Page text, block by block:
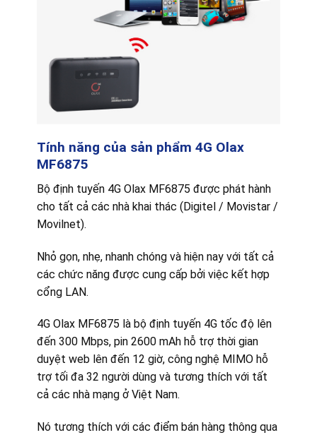
Tính năng của sản phẩm 4G Olax
MF6875
Bộ định tuyến 4G Olax MF6875 được phát hành
cho tất cả các nhà khai thác (Digitel / Movistar /
Movilnet).
Nhỏ gọn, nhẹ, nhanh chóng và hiện nay với tất cả
các chức năng được cung cấp bởi việc kết hợp
cổng LAN.
4G Olax MF6875 là bộ định tuyến 4G tốc độ lên
đến 300 Mbps, pin 2600 mAh hỗ trợ thời gian
duyệt web lên đến 12 giờ, công nghệ MIMO hỗ
trợ tối đa 32 người dùng và tương thích với tất
cả các nhà mạng ở Việt Nam.
Nó tương thích với các điểm bán hàng thông qua